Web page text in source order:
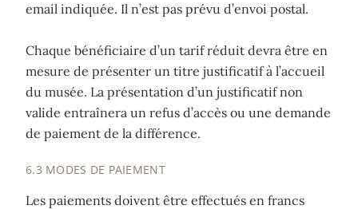
email indiquée. Il n’est pas prévu d’envoi postal.
Chaque bénéficiaire d’un tarif réduit devra être en
mesure de présenter un titre justificatif à l’accueil
du musée. La présentation d’un justificatif non
valide entraînera un refus d’accès ou une demande
de paiement de la différence.
6.3 MODES DE PAIEMENT
Les paiements doivent être effectués en francs